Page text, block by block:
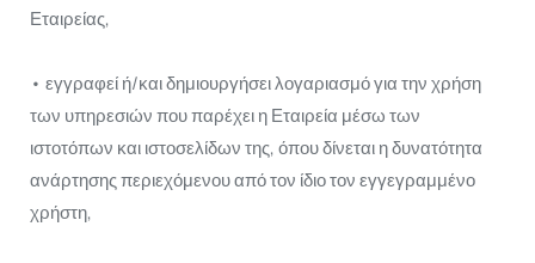
Εταιρείας,
• εγγραφεί ή/και δημιουργήσει λογαριασμό για την χρήση
των υπηρεσιών που παρέχει η Εταιρεία μέσω των
ιστοτόπων και ιστοσελίδων της, όπου δίνεται η δυνατότητα
ανάρτησης περιεχόμενου από τον ίδιο τον εγγεγραμμένο
χρήστη,